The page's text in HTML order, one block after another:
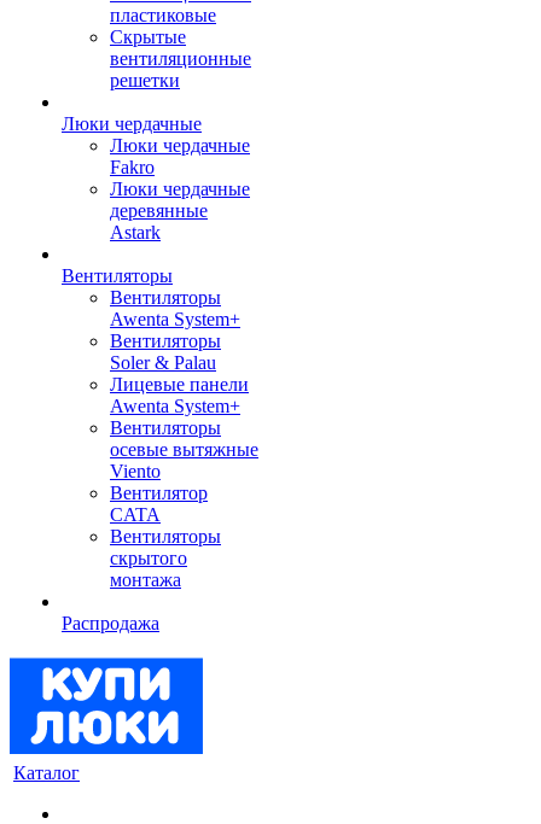
пластиковые
Скрытые
вентиляционные
решетки
Люки чердачные
Люки чердачные
Fakro
Люки чердачные
деревянные
Astark
Вентиляторы
Вентиляторы
Awenta System+
Вентиляторы
Soler & Palau
Лицевые панели
Awenta System+
Вентиляторы
осевые вытяжные
Viento
Вентилятор
CATA
Вентиляторы
скрытого
монтажа
Распродажа
Каталог